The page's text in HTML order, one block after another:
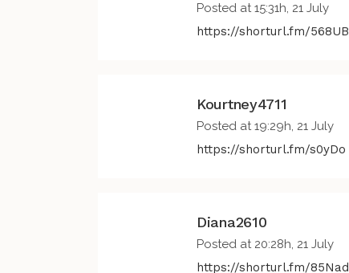
Posted at 15:31h, 21 July
https://shorturl.fm/568UB
Kourtney4711
Posted at 19:29h, 21 July
https://shorturl.fm/s0yDo
Diana2610
Posted at 20:28h, 21 July
https://shorturl.fm/85Nad